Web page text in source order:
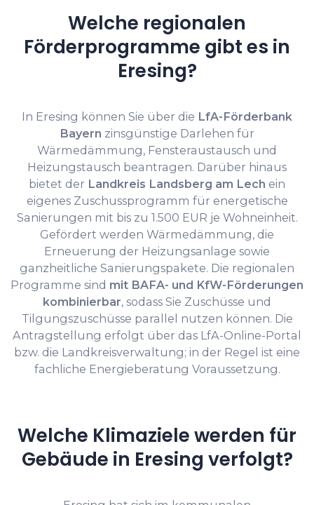
Welche regionalen
Förderprogramme gibt es in
Eresing?
In Eresing können Sie über die LfA-Förderbank
Bayern zinsgünstige Darlehen für
Wärmedämmung, Fensteraustausch und
Heizungstausch beantragen. Darüber hinaus
bietet der Landkreis Landsberg am Lech ein
eigenes Zuschussprogramm für energetische
Sanierungen mit bis zu 1.500 EUR je Wohneinheit.
Gefördert werden Wärmedämmung, die
Erneuerung der Heizungsanlage sowie
ganzheitliche Sanierungspakete. Die regionalen
Programme sind mit BAFA- und KfW-Förderungen
kombinierbar, sodass Sie Zuschüsse und
Tilgungszuschüsse parallel nutzen können. Die
Antragstellung erfolgt über das LfA-Online-Portal
bzw. die Landkreisverwaltung; in der Regel ist eine
fachliche Energieberatung Voraussetzung.
Welche Klimaziele werden für
Gebäude in Eresing verfolgt?